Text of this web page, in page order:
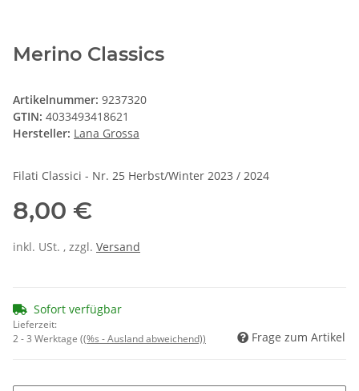
Merino Classics
Artikelnummer: 9237320
GTIN: 4033493418621
Hersteller: Lana Grossa
Filati Classici - Nr. 25 Herbst/Winter 2023 / 2024
8,00 €
inkl. USt. , zzgl. Versand
Sofort verfügbar
Lieferzeit:
2 - 3 Werktage ((%s - Ausland abweichend)) Frage zum Artikel